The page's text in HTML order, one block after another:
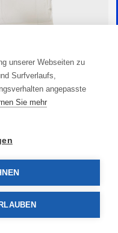
unserer Webseiten zu
Surfverlaufs,
angepasste
Sie mehr